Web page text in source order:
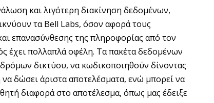
και λιγότερη διακίνηση δεδομένων,
τα Bell Labs, όσον αφορά τους
επανασύνθεσης της πληροφορίας από τον
έχει πολλαπλά οφέλη. Τα πακέτα δεδομένων
δικτύου, να κωδικοποιηθούν δίνοντας
δώσει άριστα αποτελέσματα, ενώ μπορεί να
διαφορά στο αποτέλεσμα, όπως μας έδειξε